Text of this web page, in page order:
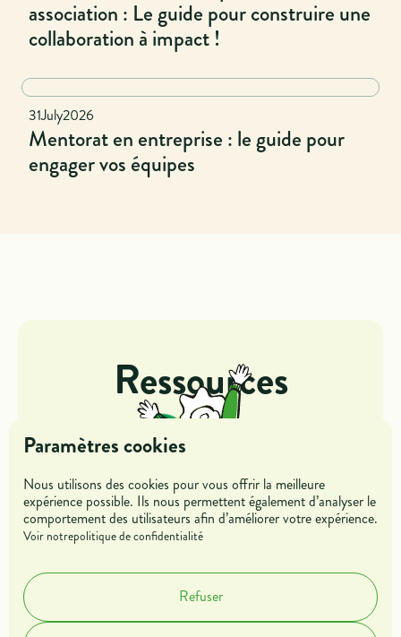
association : Le guide pour construire une
collaboration à impact !
National
31July2026
Mentorat en entreprise : le guide pour
engager vos équipes
Ressources
Jeunes
Entreprises
Mentors &
Parrains
Paramètres cookies
Nous utilisons des cookies pour vous offrir la meilleure
expérience possible. Ils nous permettent également d’analyser le
comportement des utilisateurs afin d’améliorer votre expérience.
Voir notrepolitique de confidentialité
Refuser